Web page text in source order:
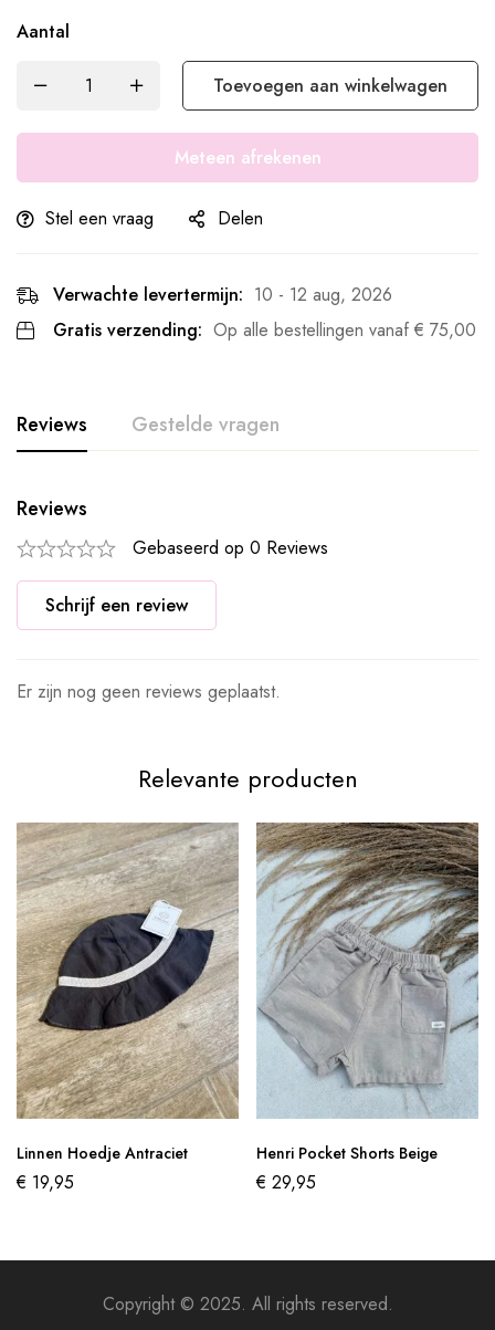
Aantal
Toevoegen aan winkelwagen
Meteen afrekenen
Stel een vraag Delen
Verwachte levertermijn: 10 - 12 aug, 2026
Gratis verzending: Op alle bestellingen vanaf € 75,00
Reviews Gestelde vragen
Reviews
Gebaseerd op 0 Reviews
Schrijf een review
Er zijn nog geen reviews geplaatst.
Relevante producten
Linnen Hoedje Antraciet
€ 19,95
Henri Pocket Shorts Beige
€ 29,95
Copyright © 2025. All rights reserved.